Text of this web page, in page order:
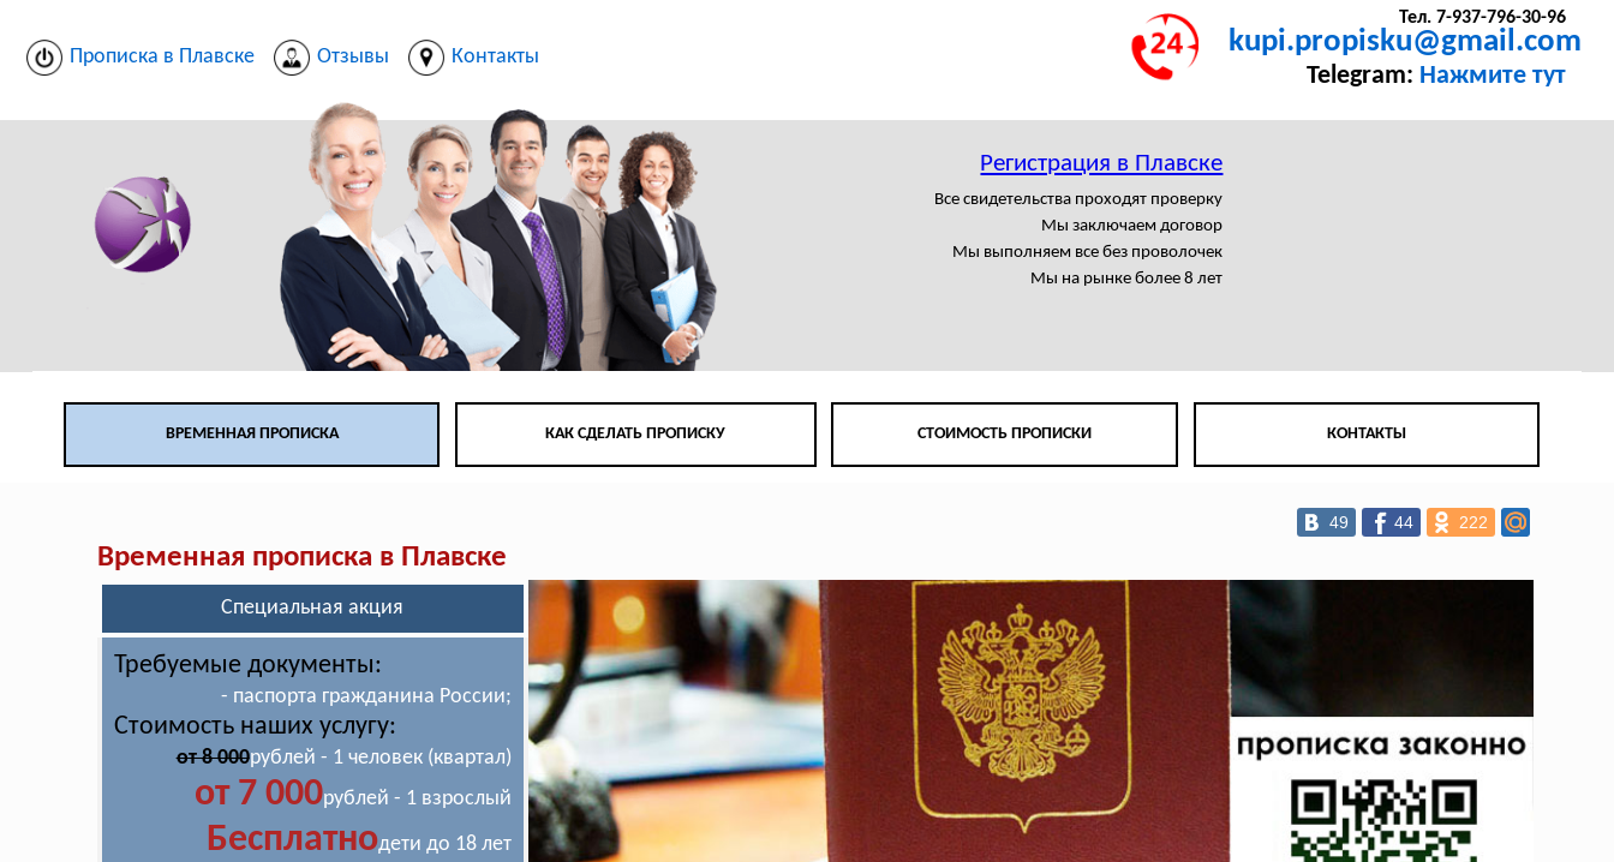
Прописка в Плавске Отзывы Контакты
Тел. 7-937-796-30-96
kupi.propisku@gmail.com
Telegram: Нажмите тут
Регистрация в Плавске
Все свидетельства проходят проверку
Мы заключаем договор
Мы выполняем все без проволочек
Мы на рынке более 8 лет
ВРЕМЕННАЯ ПРОПИСКА КАК СДЕЛАТЬ ПРОПИСКУ СТОИМОСТЬ ПРОПИСКИ КОНТАКТЫ
49 44 222
Временная прописка в Плавске
Специальная акция
Требуемые документы:
- паспорта гражданина России;
Стоимость наших услугу:
от 8 000рублей - 1 человек (квартал)
от 7 000рублей - 1 взрослый
Бесплатнодети до 18 лет